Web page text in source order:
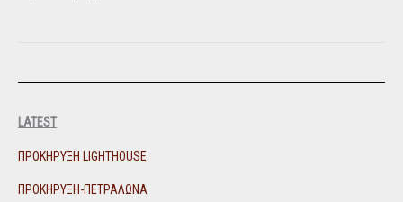
LATEST
ΠΡΟΚΗΡΥΞΗ LIGHTHOUSE
ΠΡΟΚΗΡΥΞΗ-ΠΕΤΡΑΛΩΝΑ